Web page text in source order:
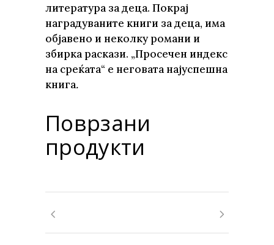
литература за деца. Покрај
наградуваните книги за деца, има
објавено и неколку романи и
збирка раскази. „Просечен индекс
на среќата“ е неговата најуспешна
книга.
Поврзани
продукти